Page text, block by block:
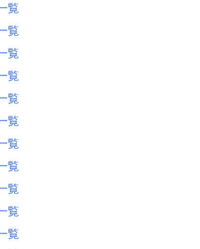
覧
覧
覧
覧
覧
覧
覧
覧
覧
覧
覧